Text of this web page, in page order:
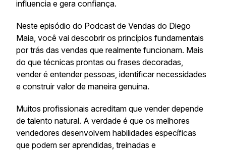
influencia e gera confiança.
Neste episódio do Podcast de Vendas do Diego
Maia, você vai descobrir os princípios fundamentais
por trás das vendas que realmente funcionam. Mais
do que técnicas prontas ou frases decoradas,
vender é entender pessoas, identificar necessidades
e construir valor de maneira genuína.
Muitos profissionais acreditam que vender depende
de talento natural. A verdade é que os melhores
vendedores desenvolvem habilidades específicas
que podem ser aprendidas, treinadas e